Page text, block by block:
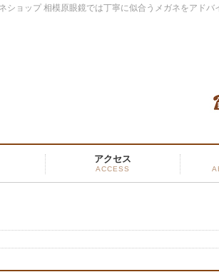
ョップ 相模原眼鏡では丁寧に似合うメガネをアド
アクセス
ACCESS